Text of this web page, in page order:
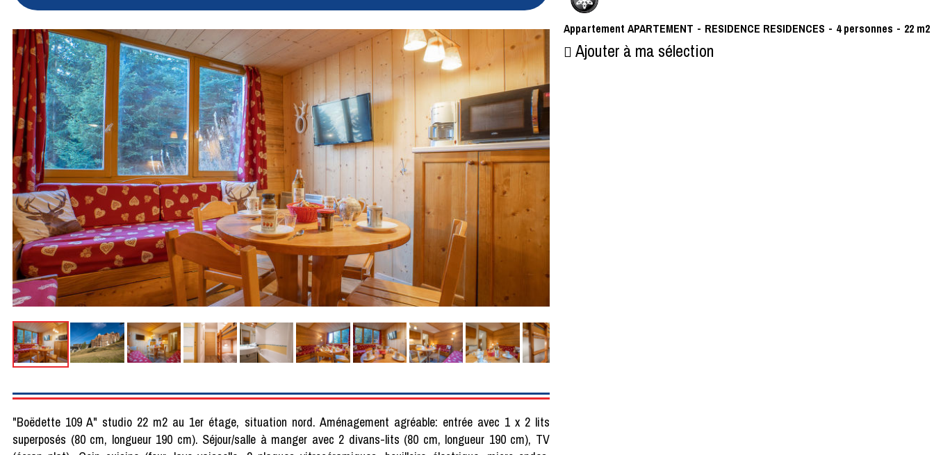
Appartement APARTEMENT RESIDENCE RESIDENCES 4 personnes 22 m2
Ajouter à ma sélection
"Boëdette 109 A" studio 22 m2 au 1er étage, situation nord. Aménagement agréable: entrée avec 1 x 2 lits
superposés (80 cm, longueur 190 cm). Séjour/salle à manger avec 2 divans-lits (80 cm, longueur 190 cm), TV